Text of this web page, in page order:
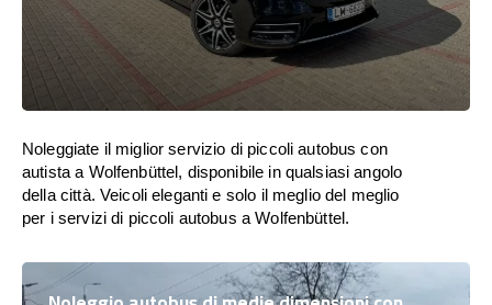
Noleggiate il miglior servizio di piccoli autobus con
autista a Wolfenbüttel, disponibile in qualsiasi angolo
della città. Veicoli eleganti e solo il meglio del meglio
per i servizi di piccoli autobus a Wolfenbüttel.